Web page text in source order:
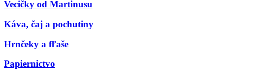
Vecičky od Martinusu
Káva, čaj a pochutiny
Hrnčeky a fľaše
Papiernictvo